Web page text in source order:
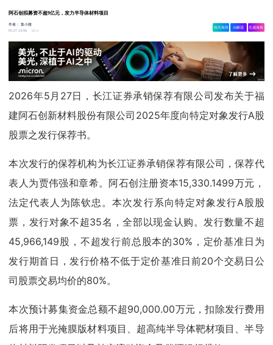
阿石创拟募资不超9亿元，发力半导体材料项目
作者：集小微
05-27 23:06
1w
相关舆情 AI解读 生成海报
2026年5月27日，长江证券承销保荐有限公司发布关于福
建阿石创新材料股份有限公司2025年度向特定对象发行A股
股票之发行保荐书。
本次发行的保荐机构为长江证券承销保荐有限公司，保荐代
表人为贾伟强和章希。阿石创注册资本15,330.1499万元，
法定代表人为陈钦忠。本次发行系向特定对象发行A股股
票，发行对象不超35名，全部以现金认购。发行数量不超
45,966,149股，不超发行前总股本的30%，定价基准日为
发行期首日，发行价格不低于定价基准日前20个交易日公
司股票交易均价的80%。
本次预计募集资金总额不超90,000.00万元，扣除发行费用
后将用于光掩膜版材料项目、超高纯半导体靶材项目、半导